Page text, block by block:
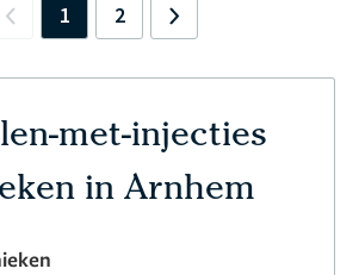
Previous
1 2 Next
met-injecties
in Arnhem